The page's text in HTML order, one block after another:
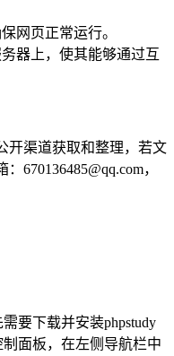
网页正常运行。
器上，使其能够通过互
开渠道获取和整理，若文
670136485@qq.com，
要下载并安装phpstudy
面板，在左侧导航栏中